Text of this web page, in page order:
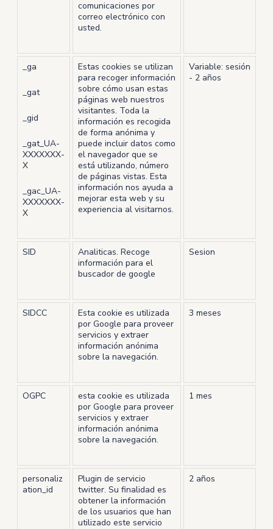
comunicaciones por
correo electrónico con
usted.
_ga
_gat
_gid
_gat_UA-
XXXXXXX-
X
_gac_UA-
XXXXXXX-
X
Estas cookies se utilizan
para recoger información
sobre cómo usan estas
páginas web nuestros
visitantes. Toda la
información es recogida
de forma anónima y
puede incluir datos como
el navegador que se
está utilizando, número
de páginas vistas. Esta
información nos ayuda a
mejorar esta web y su
experiencia al visitarnos.
Variable: sesión
- 2 años
SID
Analiticas. Recoge
información para el
buscador de google
Sesion
SIDCC
Esta cookie es utilizada
por Google para proveer
servicios y extraer
información anónima
sobre la navegación.
3 meses
OGPC
esta cookie es utilizada
por Google para proveer
servicios y extraer
información anónima
sobre la navegación.
1 mes
personaliz
ation_id
Plugin de servicio
twitter. Su finalidad es
obtener la información
de los usuarios que han
utilizado este servicio
2 años